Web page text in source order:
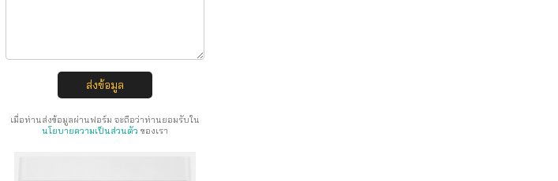
ส่งข้อมูล
เมื่อท่านส่งข้อมูลผ่านฟอร์ม จะถือว่าท่านยอมรับใน
นโยบายความเป็นส่วนตัว ของเรา